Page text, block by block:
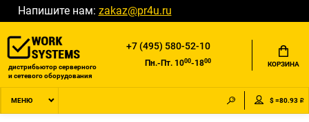
Напишите нам: zakaz@pr4u.ru
дистрибьютор серверного
и сетевого оборудования
+7 (495) 580-52-10
Пн.-Пт. 1000-1800 КОРЗИНА
МЕНЮ $ =80.93 ₽